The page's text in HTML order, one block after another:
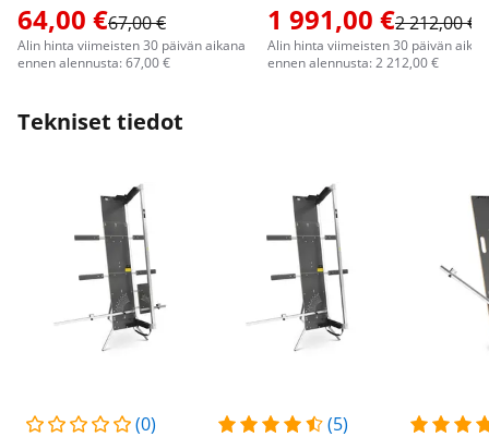
64,00 €67,00 €
Alin hinta viimeisten 30 päivän aikana
ennen alennusta: 67,00 €
1 991,00 €2 212,00 €
Alin hinta viimeisten 30 päivän
ennen alennusta: 2 212,00 €
Tekniset tiedot
(0) (5)